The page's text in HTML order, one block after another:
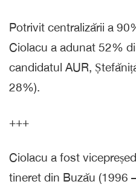
Potrivit centralizării a
Ciolacu a adunat 52%
candidatul AUR,
28%).
+++
Ciolacu a fost
tineret din Buzău (1996